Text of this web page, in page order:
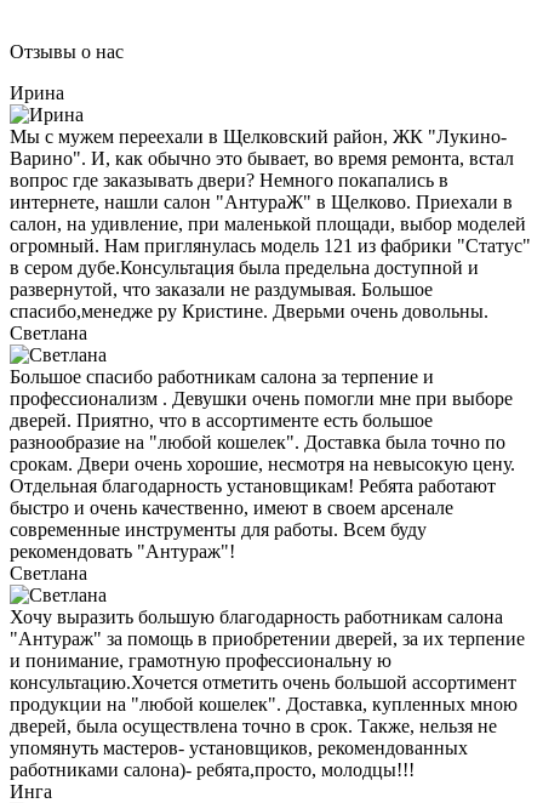
Отзывы о нас
Ирина
Мы с мужем переехали в Щелковский район, ЖК "Лукино-
Варино". И, как обычно это бывает, во время ремонта, встал
вопрос где заказывать двери? Немного покапались в
интернете, нашли салон "АнтураЖ" в Щелково. Приехали в
салон, на удивление, при маленькой площади, выбор моделей
огромный. Нам приглянулась модель 121 из фабрики "Статус"
в сером дубе.Консультация была предельна доступной и
развернутой, что заказали не раздумывая. Большое
спасибо,менедже ру Кристине. Дверьми очень довольны.
Светлана
Большое спасибо работникам салона за терпение и
профессионализм . Девушки очень помогли мне при выборе
дверей. Приятно, что в ассортименте есть большое
разнообразие на "любой кошелек". Доставка была точно по
срокам. Двери очень хорошие, несмотря на невысокую цену.
Отдельная благодарность установщикам! Ребята работают
быстро и очень качественно, имеют в своем арсенале
современные инструменты для работы. Всем буду
рекомендовать "Антураж"!
Светлана
Хочу выразить большую благодарность работникам салона
"Антураж" за помощь в приобретении дверей, за их терпение
и понимание, грамотную профессиональну ю
консультацию.Хочется отметить очень большой ассортимент
продукции на "любой кошелек". Доставка, купленных мною
дверей, была осуществлена точно в срок. Также, нельзя не
упомянуть мастеров- установщиков, рекомендованных
работниками салона)- ребята,просто, молодцы!!!
Инга